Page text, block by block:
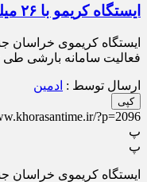
ایستگاه کریمو با ۲۶ میلی متر بارندگی، رکوردار بیشترین بارش ها
فعالیت سامانه بارشی طی ۲۴ ساعت گذشته شاهد رگبار و رعد و برق و بارش تگرگ به ویژه در نیمه شمالی خراسان جنوبی […]
ارسال توسط : ادمین
کپی
?p=2096
پ
پ
ایستگاه کریموی خراسان جنوبی با ثبت ۲۶ میلی متر بارندگی در ۲۴ ساعت گذشته